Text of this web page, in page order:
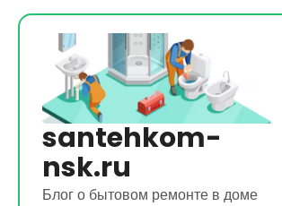
Перейти
содержимому
santehkom-
nsk.ru
Блог о бытовом ремонте в доме